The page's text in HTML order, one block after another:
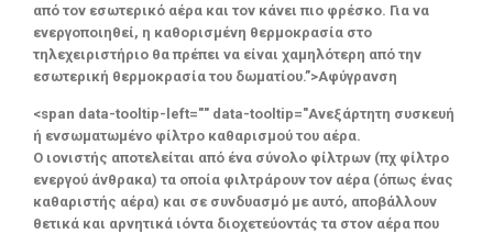
από τον εσωτερικό αέρα και τον κάνει πιο φρέσκο. Για να
ενεργοποιηθεί, η καθορισμένη θερμοκρασία στο
τηλεχειριστήριο θα πρέπει να είναι χαμηλότερη από την
εσωτερική θερμοκρασία του δωματίου.”>Αφύγρανση
<span data-tooltip-left="" data-tooltip="Ανεξάρτητη συσκευή
ή ενσωματωμένο φίλτρο καθαρισμού του αέρα.
Ο ιονιστής αποτελείται από ένα σύνολο φίλτρων (πχ φίλτρο
ενεργού άνθρακα) τα οποία φιλτράρουν τον αέρα (όπως ένας
καθαριστής αέρα) και σε συνδυασμό με αυτό, αποβάλλουν
θετικά και αρνητικά ιόντα διοχετεύοντάς τα στον αέρα που